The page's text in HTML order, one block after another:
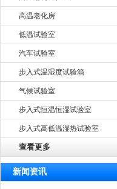
高温老化房
低温试验室
汽车试验室
步入式温湿度试验箱
气候试验室
步入式恒温恒湿试验室
步入式高低温湿热试验室
查看更多
新闻资讯